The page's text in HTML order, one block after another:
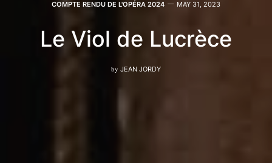
COMPTE RENDU DE L'OPÉRA 2024 MAY 31, 2023
Le Viol de Lucrèce
by JEAN JORDY